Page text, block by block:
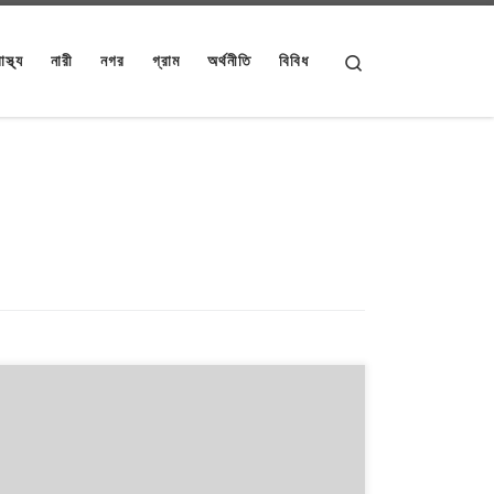
নারী নগর গ্রাম অর্থনীতি বিবিধ